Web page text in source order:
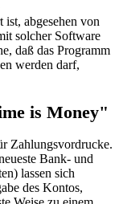
abgesehen von
solcher Software
daß das Programm
werden darf,
is Money"
Zahlungsvordrucke.
Bank- und
lassen sich
des Kontos,